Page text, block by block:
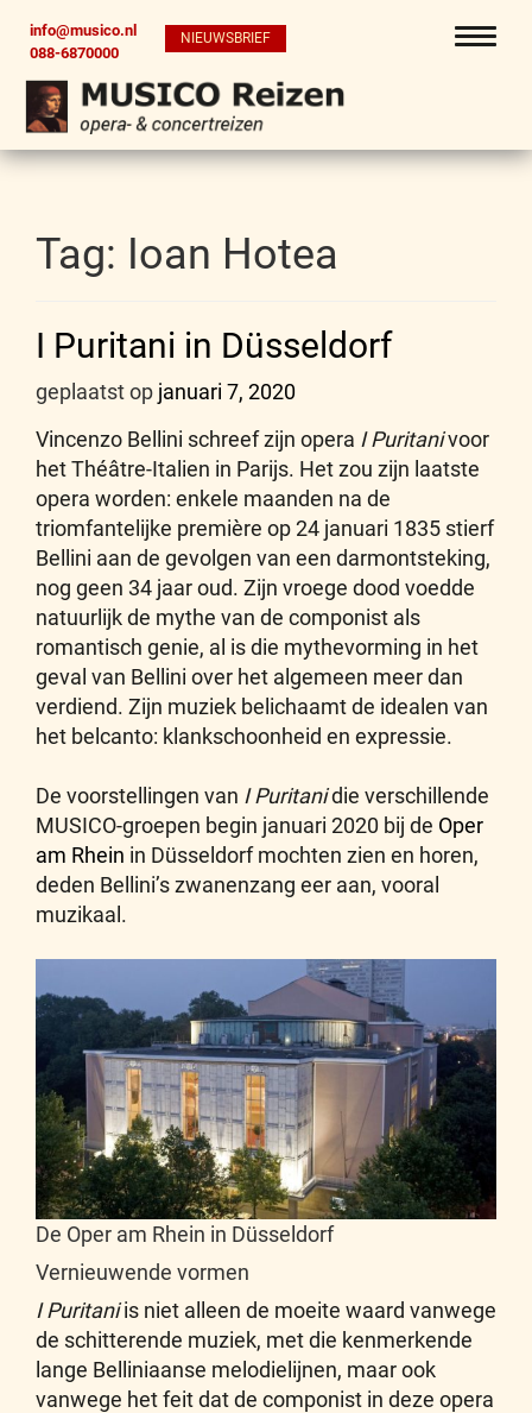
info@musico.nl
088-6870000
NIEUWSBRIEF
Tag: Ioan Hotea
I Puritani in Düsseldorf
geplaatst op januari 7, 2020
Vincenzo Bellini schreef zijn opera I Puritanivoor
het Théâtre-Italien in Parijs. Het zou zijn laatste
opera worden: enkele maanden na de
triomfantelijke première op 24 januari 1835 stierf
Bellini aan de gevolgen van een darmontsteking,
nog geen 34 jaar oud. Zijn vroege dood voedde
natuurlijk de mythe van de componist als
romantisch genie, al is die mythevorming in het
geval van Bellini over het algemeen meer dan
verdiend. Zijn muziek belichaamt de idealen van
het belcanto: klankschoonheid en expressie.
De voorstellingen van I Puritanidie verschillende
MUSICO-groepen begin januari 2020 bij de Oper
am Rhein in Düsseldorf mochten zien en horen,
deden Bellini’s zwanenzang eer aan, vooral
muzikaal.
De Oper am Rhein in Düsseldorf
Vernieuwende vormen
I Puritaniis niet alleen de moeite waard vanwege
de schitterende muziek, met die kenmerkende
lange Belliniaanse melodielijnen, maar ook
vanwege het feit dat de componist in deze opera